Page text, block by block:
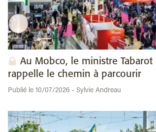
Au Mobco, le ministre Tabarot
rappelle le chemin à parcourir
Publié le 10/07/2026 - Sylvie Andreau